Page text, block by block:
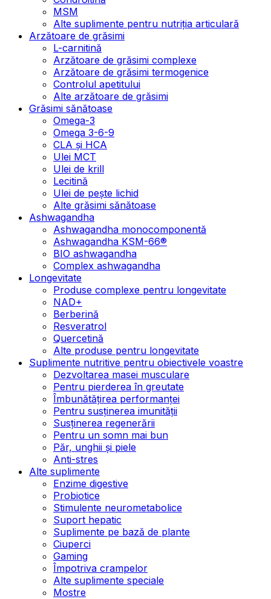
MSM
Alte suplimente pentru nutriția articulară
Arzătoare de grăsimi
L-carnitină
Arzătoare de grăsimi complexe
Arzătoare de grăsimi termogenice
Controlul apetitului
Alte arzătoare de grăsimi
Grăsimi sănătoase
Omega-3
Omega 3-6-9
CLA şi HCA
Ulei MCT
Ulei de krill
Lecitină
Ulei de pește lichid
Alte grăsimi sănătoase
Ashwagandha
Ashwagandha monocomponentă
Ashwagandha KSM-66®
BIO ashwagandha
Complex ashwagandha
Longevitate
Produse complexe pentru longevitate
NAD+
Berberină
Resveratrol
Quercetină
Alte produse pentru longevitate
Suplimente nutritive pentru obiectivele voastre
Dezvoltarea masei musculare
Pentru pierderea în greutate
Îmbunătățirea performanței
Pentru susținerea imunității
Susținerea regenerării
Pentru un somn mai bun
Păr, unghii și piele
Anti-stres
Alte suplimente
Enzime digestive
Probiotice
Stimulente neurometabolice
Suport hepatic
Suplimente pe bază de plante
Ciuperci
Gaming
Împotriva crampelor
Alte suplimente speciale
Mostre